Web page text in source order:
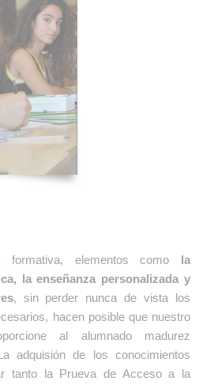
elementos como
la
la enseñanza personalizada y
, sin perder nunca de vista los
hacen posible que nuestro
al alumnado madurez
La adquisión de los conocimientos
tanto la Prueva de Acceso a la